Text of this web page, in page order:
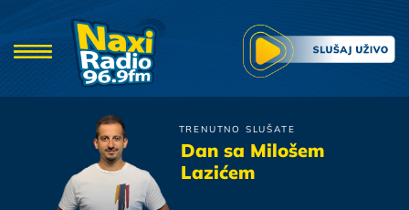
TRENUTNO SLUŠATE
Dan sa Milošem
Lazićem
Tose Proeski